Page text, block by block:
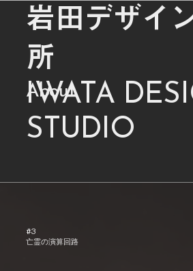
About
岩田デザイ
所
IWATA
STUDIO
#3
亡霊の演算回路